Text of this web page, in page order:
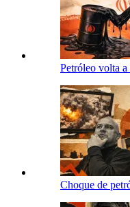
Petróleo volta a
Choque de